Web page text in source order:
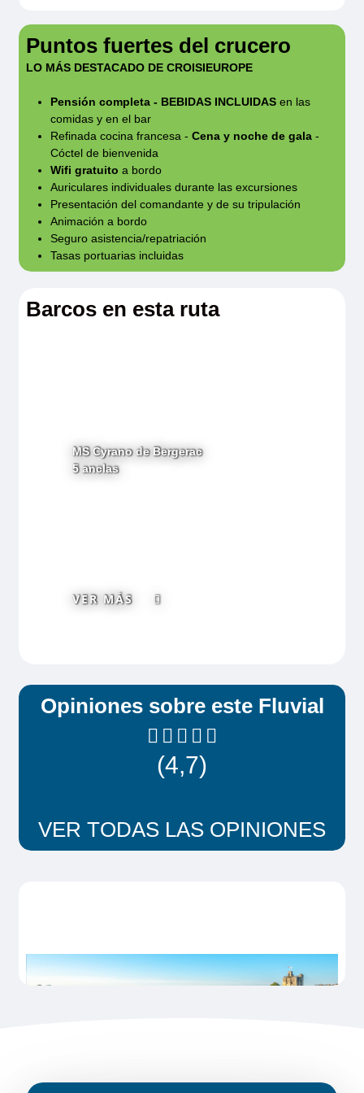
tomarse como motivo de reclamación.
(1) Excursiones opcionales.
(2) En función de la marea, la escala de Bourg
se puede sustituir por Liborna y Blaye.
*El consumo excesivo de alcohol es peligroso
para la salud; beba con moderación.
Sujeto a las condiciones generales y
general CroisiEurope del año en curso.
Puntos fuertes del crucero
LO MÁS DESTACADO DE CROISIEUROPE
Pensión completa - BEBIDAS INCLUIDASen las
comidas y en el bar
Refinada cocina francesa - Cena y noche de gala-
Cóctel de bienvenida
Wifi gratuito a bordo
Auriculares individuales durante las excursiones
Presentación del comandante y de su tripulación
Animación a bordo
Seguro asistencia/repatriación
Tasas portuarias incluidas
Barcos en esta ruta
MS Cyrano de Bergerac
5 anclas
VER MÁS
Opiniones sobre este Fluvial
(4,7)
VER TODAS LAS OPINIONES